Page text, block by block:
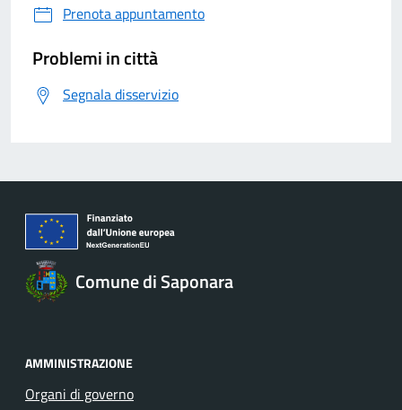
Prenota appuntamento
Problemi in città
Segnala disservizio
Comune di Saponara
AMMINISTRAZIONE
Organi di governo